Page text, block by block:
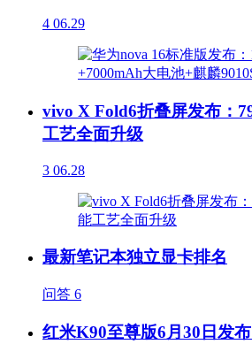
4 06.29
vivo X Fold6折叠屏发布：
工艺全面升级
3 06.28
最新笔记本独立显卡排名
问答 6
红米K90至尊版6月30日发